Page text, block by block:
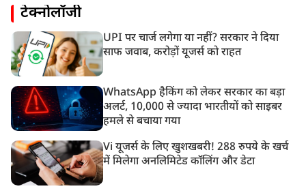
टेक्नोलॉजी
UPI पर चार्ज लगेगा या नहीं? सरकार ने दिया
साफ जवाब, करोड़ों यूजर्स को राहत
WhatsApp हैकिंग को लेकर सरकार का बड़ा
अलर्ट, 10,000 से ज्यादा भारतीयों को साइबर
हमले से बचाया गया
Vi यूजर्स के लिए खुशखबरी! 288 रुपये के खर्च
में मिलेगा अनलिमिटेड कॉलिंग और डेटा